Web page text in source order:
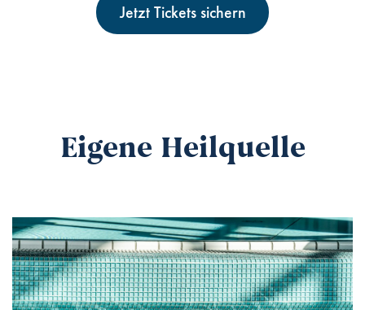
Jetzt Tickets sichern
Eigene Heilquelle